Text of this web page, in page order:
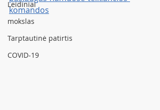
Leidiniai
mokslas
Tarptautinė patirtis
COVID-19
komandos